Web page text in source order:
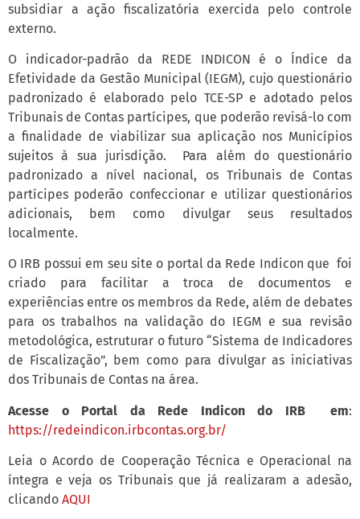
subsidiar a ação fiscalizatória exercida pelo controle
externo.
O indicador-padrão da REDE INDICON é o Índice da
Efetividade da Gestão Municipal (IEGM), cujo questionário
padronizado é elaborado pelo TCE-SP e adotado pelos
Tribunais de Contas partícipes, que poderão revisá-lo com
a finalidade de viabilizar sua aplicação nos Municípios
sujeitos à sua jurisdição. Para além do questionário
padronizado a nível nacional, os Tribunais de Contas
partícipes poderão confeccionar e utilizar questionários
adicionais, bem como divulgar seus resultados
localmente.
O IRB possui em seu site o portal da Rede Indicon que foi
criado para facilitar a troca de documentos e
experiências entre os membros da Rede, além de debates
para os trabalhos na validação do IEGM e sua revisão
metodológica, estruturar o futuro “Sistema de Indicadores
de Fiscalização”, bem como para divulgar as iniciativas
dos Tribunais de Contas na área.
Acesse o Portal da Rede Indicon do IRB em:
https://redeindicon.irbcontas.org.br/
Leia o Acordo de Cooperação Técnica e Operacional na
íntegra e veja os Tribunais que já realizaram a adesão,
clicando AQUI